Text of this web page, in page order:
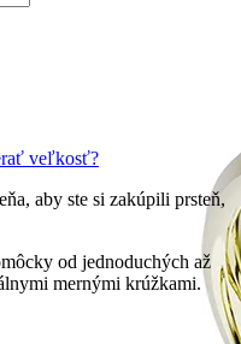
veľkosť?
aby ste si zakúpili prsteň,
od jednoduchých až
mernými krúžkami.